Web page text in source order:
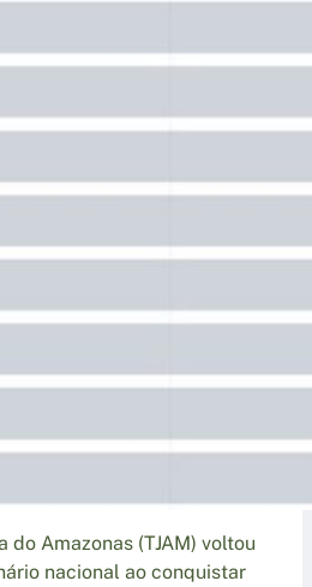
do Amazonas (TJAM) voltou
nacional ao conquistar